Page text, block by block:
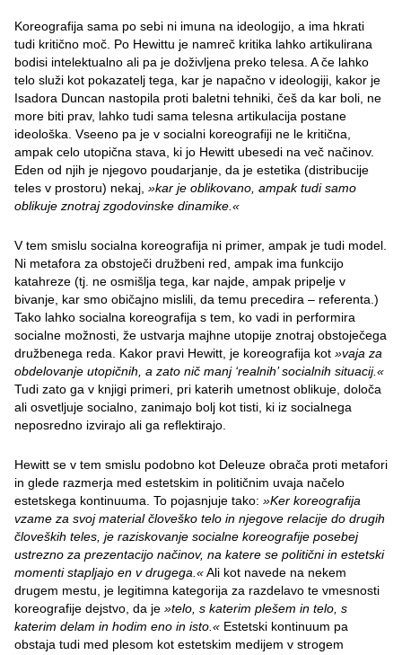
Koreografija sama po sebi ni imuna na ideologijo, a ima hkrati
tudi kritično moč. Po Hewittu je namreč kritika lahko artikulirana
bodisi intelektualno ali pa je doživljena preko telesa. A če lahko
telo služi kot pokazatelj tega, kar je napačno v ideologiji, kakor je
Isadora Duncan nastopila proti baletni tehniki, češ da kar boli, ne
more biti prav, lahko tudi sama telesna artikulacija postane
ideološka. Vseeno pa je v socialni koreografiji ne le kritična,
ampak celo utopična stava, ki jo Hewitt ubesedi na več načinov.
Eden od njih je njegovo poudarjanje, da je estetika (distribucije
teles v prostoru) nekaj, »kar je oblikovano, ampak tudi samo
oblikuje znotraj zgodovinske dinamike.«
V tem smislu socialna koreografija ni primer, ampak je tudi model.
Ni metafora za obstoječi družbeni red, ampak ima funkcijo
katahreze (tj. ne osmišlja tega, kar najde, ampak pripelje v
bivanje, kar smo običajno mislili, da temu precedira – referenta.)
Tako lahko socialna koreografija s tem, ko vadi in performira
socialne možnosti, že ustvarja majhne utopije znotraj obstoječega
družbenega reda. Kakor pravi Hewitt, je koreografija kot »vaja za
obdelovanje utopičnih, a zato nič manj ‘realnih’ socialnih situacij.«
Tudi zato ga v knjigi primeri, pri katerih umetnost oblikuje, določa
ali osvetljuje socialno, zanimajo bolj kot tisti, ki iz socialnega
neposredno izvirajo ali ga reflektirajo.
Hewitt se v tem smislu podobno kot Deleuze obrača proti metafori
in glede razmerja med estetskim in političnim uvaja načelo
estetskega kontinuuma. To pojasnjuje tako: »Ker koreografija
vzame za svoj material človeško telo in njegove relacije do drugih
človeških teles, je raziskovanje socialne koreografije posebej
ustrezno za prezentacijo načinov, na katere se politični in estetski
momenti stapljajo en v drugega.«Ali kot navede na nekem
drugem mestu, je legitimna kategorija za razdelavo te vmesnosti
koreografije dejstvo, da je »telo, s katerim plešem in telo, s
katerim delam in hodim eno in isto.« Estetski kontinuum pa
obstaja tudi med plesom kot estetskim medijem v strogem